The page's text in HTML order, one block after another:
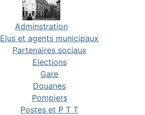
Adminstration
Elus et agents municipaux
Partenaires sociaux
Elections
Gare
Douanes
Pompiers
Postes et P T T